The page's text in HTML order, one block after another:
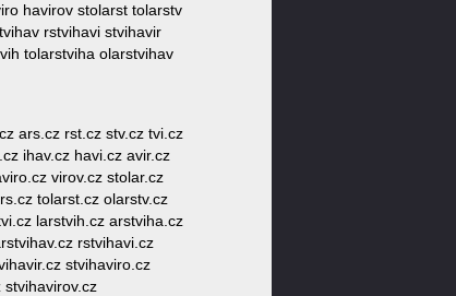
havirov stolarst tolarstv
rstvihavi stvihavir
tolarstviha olarstvihav
ars.cz rst.cz stv.cz tvi.cz
ihav.cz havi.cz avir.cz
virov.cz stolar.cz
tolarst.cz olarstv.cz
larstvih.cz arstviha.cz
rstvihavi.cz
stvihaviro.cz